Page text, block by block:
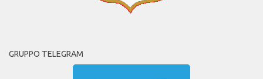
GRUPPO TELEGRAM